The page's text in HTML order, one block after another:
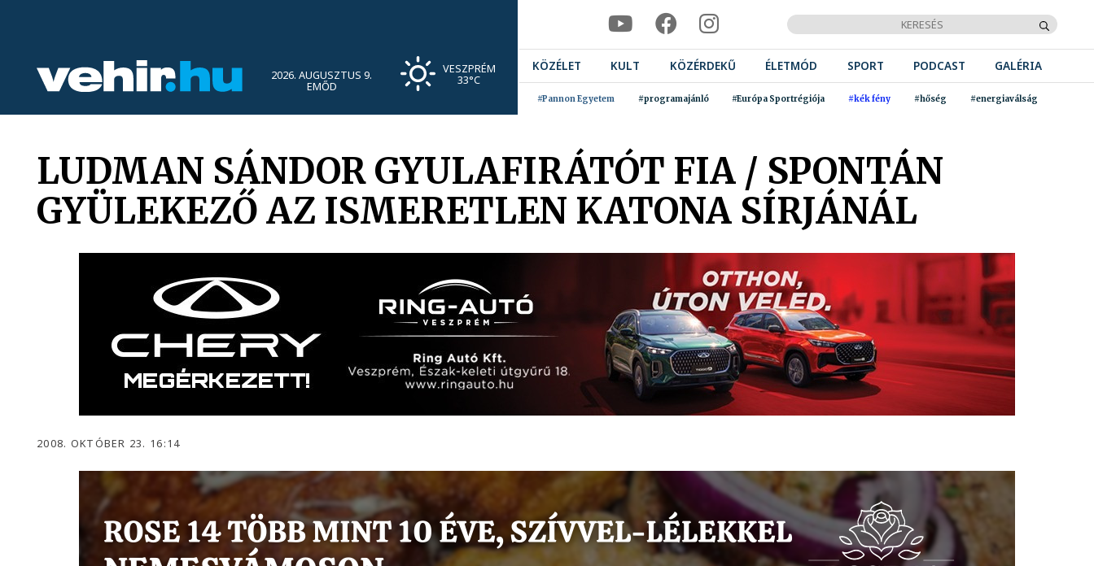
2026. AUGUSZTUS 9.
EMŐD
VESZPRÉM
33°C
KÖZÉLET KULT KÖZÉRDEKŰ ÉLETMÓD SPORT PODCAST GALÉRIA
#Pannon Egyetem #programajánló #Európa Sportrégiója #kék fény #hőség #energiaválság
LUDMAN SÁNDOR GYULAFIRÁTÓT FIA / SPONTÁN
GYÜLEKEZŐ AZ ISMERETLEN KATONA SÍRJÁNÁL
2008. OKTÓBER 23. 16:14